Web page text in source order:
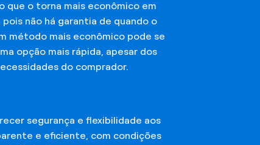
que o torna mais econômico em
não há garantia de quando o
método mais econômico pode se
opção mais rápida, apesar dos
do comprador.
segurança e flexibilidade aos
e eficiente, com condições